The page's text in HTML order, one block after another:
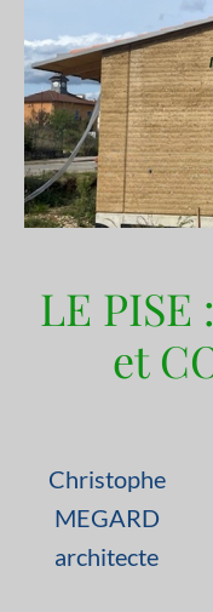
LE PISE
et
Christophe
MEGARD
architecte